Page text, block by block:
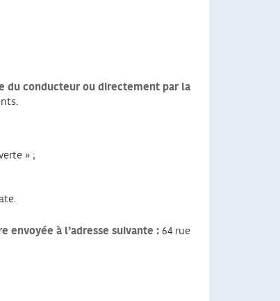
du conducteur ou directement par la
» ;
envoyée à l’adresse suivante : 64 rue